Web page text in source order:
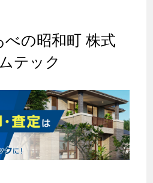
の昭和町 株式
テック